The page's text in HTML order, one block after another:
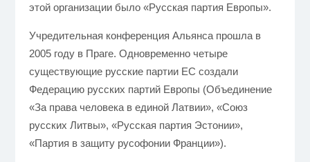
этой организации было «Русская партия Европы».
Учредительная конференция Альянса прошла в
2005 году в Праге. Одновременно четыре
существующие русские партии ЕС создали
Федерацию русских партий Европы (Объединение
«За права человека в единой Латвии», «Союз
русских Литвы», «Русская партия Эстонии»,
«Партия в защиту русофонии Франции»).